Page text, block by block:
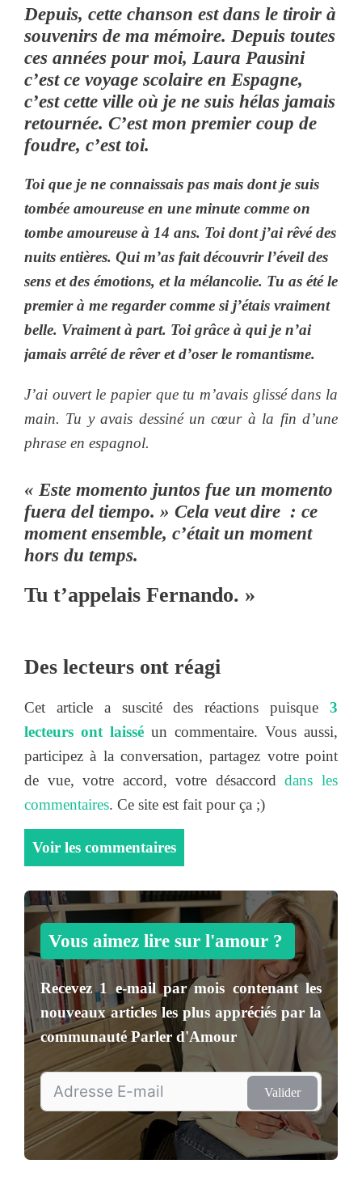
Depuis, cette chanson est dans le tiroir à
souvenirs de ma mémoire. Depuis toutes
ces années pour moi, Laura Pausini
c’est ce voyage scolaire en Espagne,
c’est cette ville où je ne suis hélas jamais
retournée. C’est mon premier coup de
foudre, c’est toi.
Toi que je ne connaissais pas mais dont je suis
tombée amoureuse en une minute comme on
tombe amoureuse à 14 ans. Toi dont j’ai rêvé des
nuits entières. Qui m’as fait découvrir l’éveil des
sens et des émotions, et la mélancolie. Tu as été le
premier à me regarder comme si j’étais vraiment
belle. Vraiment à part. Toi grâce à qui je n’ai
jamais arrêté de rêver et d’oser le romantisme.
J’ai ouvert le papier que tu m’avais glissé dans la
main. Tu y avais dessiné un cœur à la fin d’une
phrase en espagnol.
« Este momento juntos fue un momento
fuera del tiempo. » Cela veut dire : ce
moment ensemble, c’était un moment
hors du temps.
Tu t’appelais Fernando. »
Des lecteurs ont réagi
Cet article a suscité des réactions puisque 3
lecteurs ont laissé un commentaire. Vous aussi,
participez à la conversation, partagez votre point
de vue, votre accord, votre désaccorddans les
commentaires. Ce site est fait pour ça ;)
Voir les commentaires
Vous aimez lire sur l'amour ?
Recevez1 e-mail par mois contenant les
nouveaux articles les plus appréciés par la
communautéParler d'Amour
Valider